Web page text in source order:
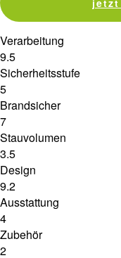
Verarbeitung
9.5
Sicherheitsstufe
5
Brandsicher
7
Stauvolumen
3.5
Design
9.2
Ausstattung
4
Zubehör
2